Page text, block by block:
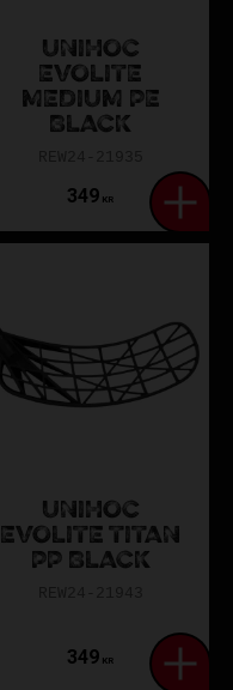
UNIHOC
EVOLITE
MEDIUM PE
BLACK
349 KR
UNIHOC
EVOLITE TITAN
PP BLACK
349 KR